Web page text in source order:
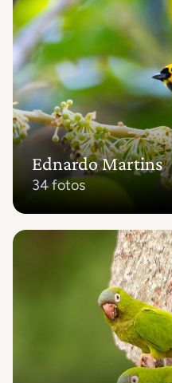
Ednardo Martins
34 fotos